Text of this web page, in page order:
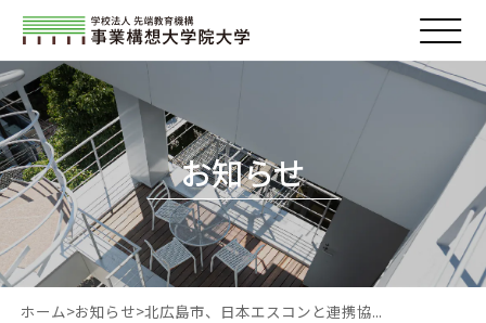
お知らせ
ホーム お知らせ 北広島市、日本エスコンと連携協...